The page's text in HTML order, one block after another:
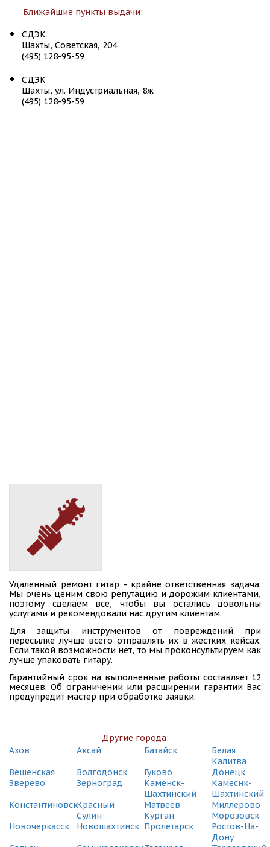
Ближайшие пункты выдачи:
СДЭК
Шахты, Советская, 204
(495) 128-95-59
СДЭК
Шахты, ул. Индустриальная, 8ж
(495) 128-95-59
Удаленный ремонт гитар - крайне ответственная задача.
Мы очень ценим свою репутацию и дорожим клиентами,
поэтому сделаем все, чтобы вы остались довольны
услугами и рекомендовали нас другим клиентам.
Для защиты инструментов от повреждений при
пересылке лучше всего отправлять их в жестких кейсах.
Если такой возможности нет, то мы проконсультируем как
лучше упаковать гитару.
Гарантийный срок на выполненные работы составляет 12
месяцев. Об ограничении или расширении гарантии Вас
предупредит мастер при обработке заявки.
Другие города:
Азов
Аксай Батайск
Белая
Калитва
Вешенская
Волгодонск Гуково
Донецк
Зверево
Зерноград
Каменск-
Шахтинский
Камеснк-
Шахтинский
КонстантиновскКрасный
Сулин
Матвеев
Курган
Миллерово
Морозовск
Новочеркасск
Новошахтинск Пролетарск
Ростов-На-
Дону